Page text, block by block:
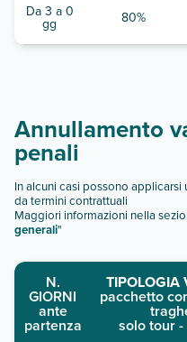
Da 3 a 0
gg 80%
Annullamento
penali
In alcuni casi possono
da termini contrattuali
Maggiori informazioni nella
generali"
N.
GIORNI
ante
partenza
TIPOLOGIA
pacchetto
solo tour